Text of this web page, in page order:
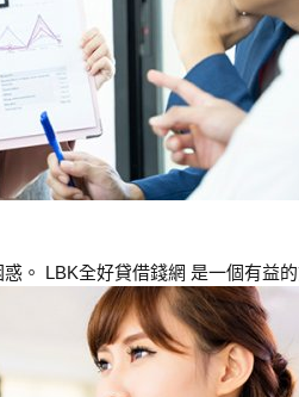
。 LBK全好貸借錢網 是一個有益